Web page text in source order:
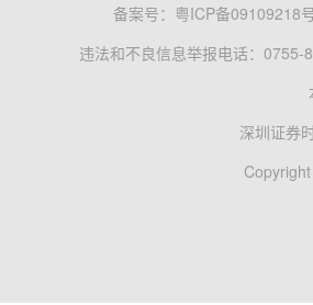
备案号： 粤ICP备09109218
违法和不良信息举报电话：0755-
深圳证券